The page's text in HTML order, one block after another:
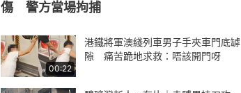
傷 警方當場拘捕
00:22
港鐵將軍澳綫列車男子手夾車門底罅
隙 痛苦跪地求救：唔該開門呀